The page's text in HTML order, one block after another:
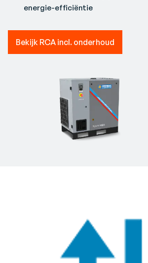
energie-efficiëntie
Bekijk RCA incl. onderhoud